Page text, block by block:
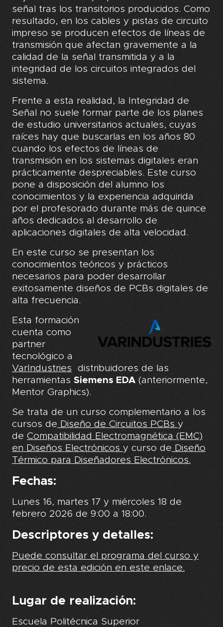
señal tras los transitorios producidos. Como
resultado, en los cables y pistas de circuito
impreso se producen efectos de líneas de
transmisión que afectan gravemente a la
calidad de la señal transmitida y a la
integridad de los circuitos integrados del
sistema.
Frente a esta realidad, la Integridad de
Señal no suele formar parte de los planes
de estudio universitarios actuales, cuyas
raíces hay que buscarlas en los años 80
cuando los efectos de líneas de
transmisión en los sistemas digitales eran
prácticamente despreciables. Este curso
pone a disposición del alumno los
conocimientos y la experiencia adquirida
por el profesorado durante más de quince
años dedicados al desarrollo de
aplicaciones digitales de alta velocidad.
En este curso se presentan los
conocimientos teóricos y prácticos
necesarios para poder desarrollar
exitosamente diseños de PCBs digitales de
alta frecuencia.
Esta formación
cuenta como
partner
tecnológico a
VarIndustries distribuidores de las
herramientas Siemens EDA (anteriormente,
Mentor Graphics).
Se trata de un curso complementario a los
cursos de Diseño de Circuitos PCBs y
de Compatibilidad Electromagnética (EMC)
en Diseños Electrónicos y curso de Diseño
Térmico para Diseñadores Electrónicos.
Fechas:
Lunes 16, martes 17 y miércoles 18 de
febrero 2026 de 9:00 a 18:00.
Descriptores y detalles:
Puede consultar el programa del curso y
precio de esta edición en este enlace.
Lugar de realización:
Escuela Politécnica Superior